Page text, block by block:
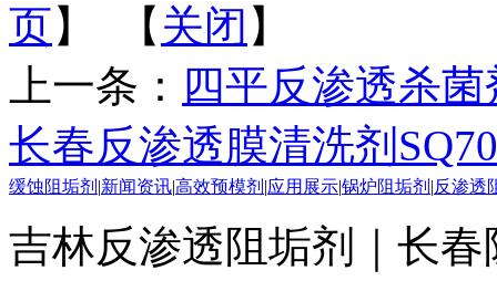
页】 【 关闭 】
上一条： 四平反渗透杀
长春反渗透膜清洗剂
缓蚀阻垢剂 |新闻资讯|高效预模剂 |应用展示|锅炉阻垢剂 |反渗透
吉林反渗透阻垢剂｜长